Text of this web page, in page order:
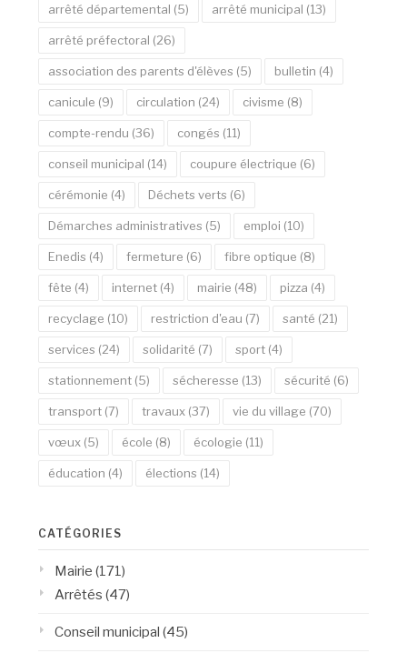
arrêté départemental (5) arrêté municipal (13)
arrêté préfectoral (26)
association des parents d'élèves (5) bulletin (4)
canicule (9) circulation (24) civisme (8)
compte-rendu (36) congés (11)
conseil municipal (14) coupure électrique (6)
cérémonie (4) Déchets verts (6)
Démarches administratives (5) emploi (10)
Enedis (4) fermeture (6) fibre optique (8)
fête (4) internet (4) mairie (48) pizza (4)
recyclage (10) restriction d'eau (7) santé (21)
services (24) solidarité (7) sport (4)
stationnement (5) sécheresse (13) sécurité (6)
transport (7) travaux (37) vie du village (70)
vœux (5) école (8) écologie (11)
éducation (4) élections (14)
CATÉGORIES
Mairie (171)
Arrêtés (47)
Conseil municipal (45)